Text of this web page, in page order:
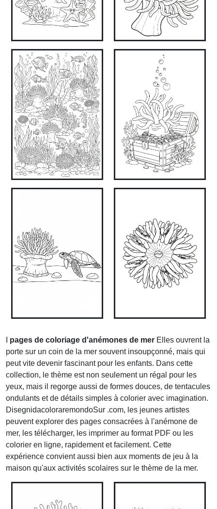
pages de coloriage d'anémones de mer Elles ouvrent la
porte sur un coin de la mer souvent insoupçonné, mais qui
peut vite devenir fascinant pour les enfants. Dans cette
collection, le thème est non seulement un régal pour les
yeux, mais il regorge aussi de formes douces, de tentacules
ondulants et de détails simples à colorier avec imagination.
DisegnidacoloraremondoSur .com, les jeunes artistes
peuvent explorer des pages consacrées à l'anémone de
mer, les télécharger, les imprimer au format PDF ou les
colorier en ligne, rapidement et facilement. Cette
expérience convient aussi bien aux moments de jeu à la
maison qu'aux activités scolaires sur le thème de la mer.